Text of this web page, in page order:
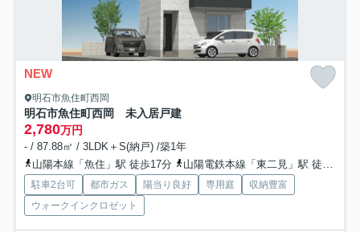
NEW
明石市魚住町西岡
明石市魚住町西岡 未入居戸建
2,780万円
- / 87.88㎡ / 3LDK＋S(納戸) /築1年
山陽本線「魚住」駅 徒歩17分
山陽電鉄本線「東二見」駅 徒歩16分
駐車2台可 都市ガス 陽当り良好 専用庭
収納豊富
ウォークインクロゼット